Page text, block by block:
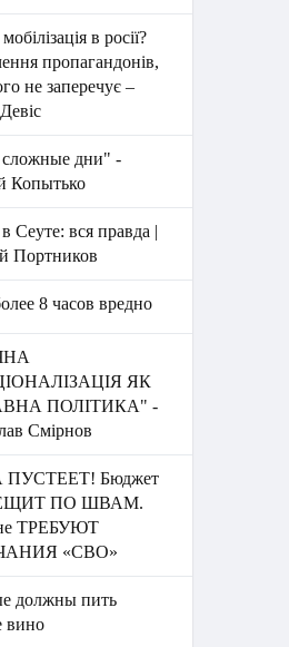
в росії?
пропагандонів,
не заперечує –
дни" -
Копытько
Сеуте: вся правда |
Портников
8 часов вредно
ЯК
ПОЛІТИКА" -
Смірнов
Бюджет
ПО ШВАМ.
ТРЕБУЮТ
«СВО»
должны пить
вино